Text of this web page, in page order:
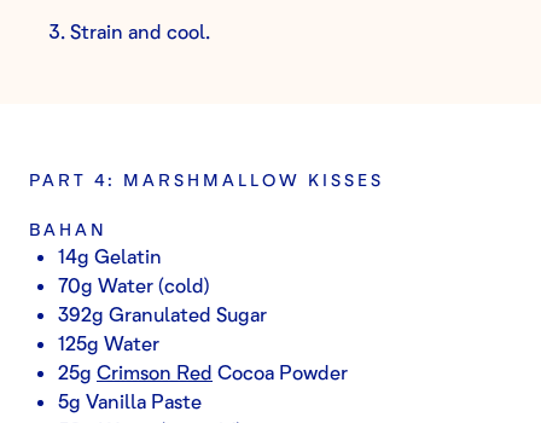
Strain and cool.
PART 4: MARSHMALLOW KISSES
BAHAN
14g Gelatin
70g Water (cold)
392g Granulated Sugar
125g Water
25g Crimson Red Cocoa Powder
5g Vanilla Paste